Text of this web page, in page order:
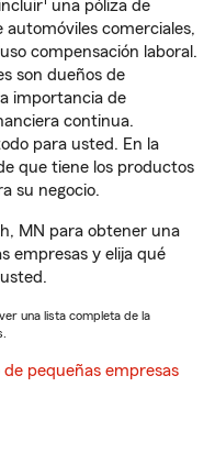
una póliza de
automóviles comerciales,
compensación laboral.
son dueños de
importancia de
continua.
para usted. En la
que tiene los productos
su negocio.
MN para obtener una
empresas y elija qué
una lista completa de la
de pequeñas empresas